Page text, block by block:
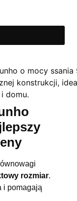
rozmiar.
i pomagają